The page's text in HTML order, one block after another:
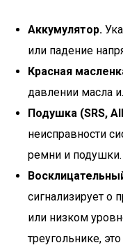
Аккумулятор.
или падение
Красная
давлении масла
Подушка (SRS,
неисправности
ремни и подушки.
сигнализирует о
или низком
треугольнике,